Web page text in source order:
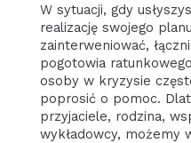
W sytuacji, gdy
realizację swojego
zainterweniować,
pogotowia
osoby w kryzysie
poprosić o pomoc.
przyjaciele, rodzina,
wykładowcy, możemy